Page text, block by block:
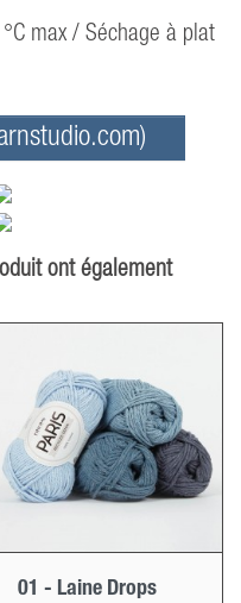
max / Séchage à plat
ont également
01 - Laine Drops